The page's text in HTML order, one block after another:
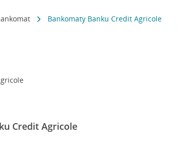
Bankomaty Banku Credit Agricole
Credit Agricole